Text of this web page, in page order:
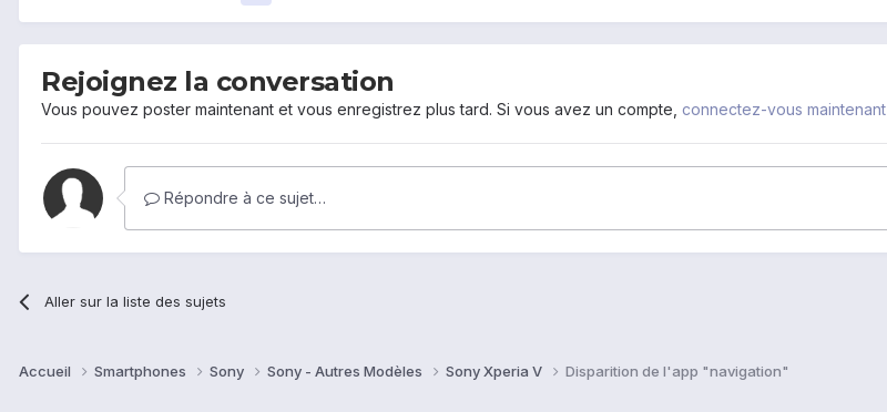
Rejoignez la conversation
Vous pouvez poster maintenant et vous enregistrez plus tard. Si vous avez un compte, connectez-vous maintenant
Répondre à ce sujet…
Aller sur la liste des sujets
Accueil Smartphones Sony Sony - Autres Modèles Sony Xperia V Disparition de l'app "navigation"